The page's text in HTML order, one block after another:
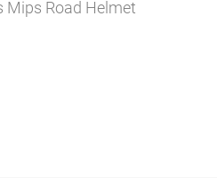
Mips Road Helmet
das in jahrelanger
schrägen